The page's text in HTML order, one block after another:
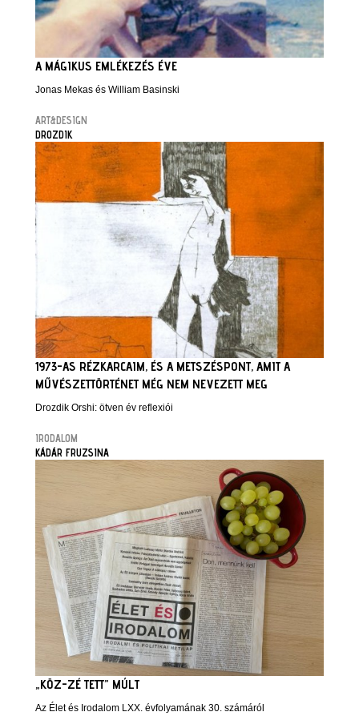
A MÁGIKUS EMLÉKEZÉS ÉVE
Jonas Mekas és William Basinski
ART&DESIGN
DROZDIK
1973-AS RÉZKARCAIM, ÉS A METSZÉSPONT, AMIT A
MŰVÉSZETTÖRTÉNET MÉG NEM NEVEZETT MEG
Drozdik Orshi: ötven év reflexiói
IRODALOM
KÁDÁR FRUZSINA
„KÖZ-ZÉ TETT” MÚLT
Az Élet és Irodalom LXX. évfolyamának 30. számáról